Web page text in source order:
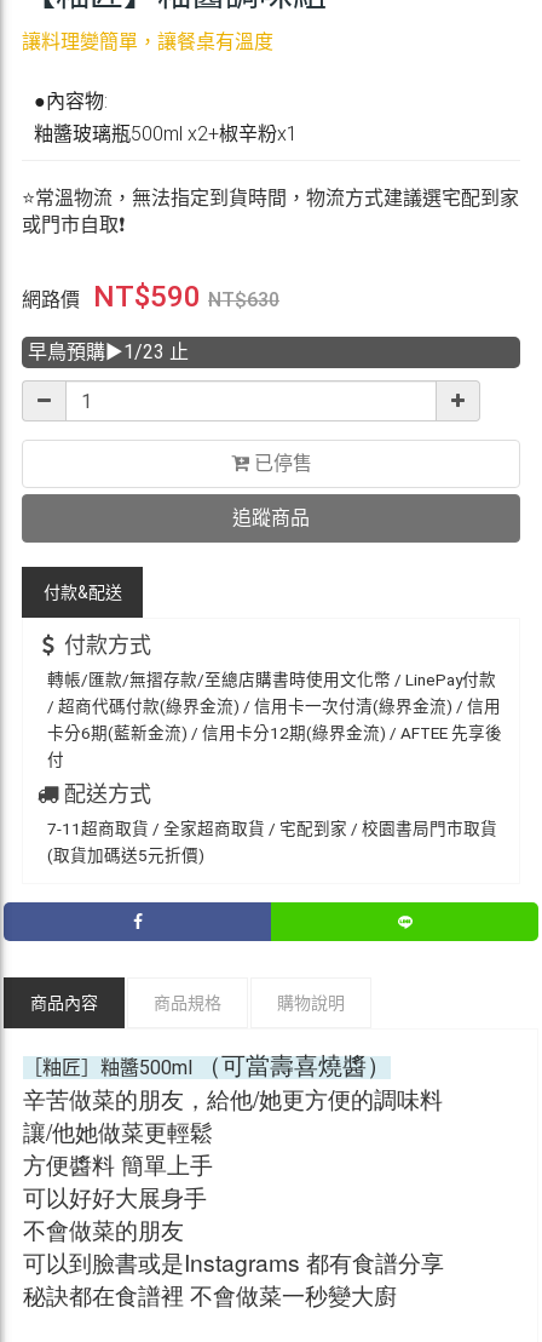
讓料理變簡單，讓餐桌有溫度
●內容物:
粙醬玻璃瓶500ml x2+椒辛粉x1
⭐常溫物流，無法指定到貨時間，物流方式建議選宅配到家
或門市自取❗
網路價 NT$590 NT$630
早鳥預購▶1/23 止
已停售
追蹤商品
付款&配送
付款方式
轉帳/匯款/無摺存款/至總店購書時使用文化幣 / LinePay付款
/ 超商代碼付款(綠界金流) / 信用卡一次付清(綠界金流) / 信用
卡分6期(藍新金流) / 信用卡分12期(綠界金流) / AFTEE 先享後
付
配送方式
7-11超商取貨 / 全家超商取貨 / 宅配到家 / 校園書局門市取貨
(取貨加碼送5元折價)
商品內容 商品規格 購物說明
［粙匠］粙醬500ml （可當壽喜燒醬）
辛苦做菜的朋友，給他/她更方便的調味料
讓/他她做菜更輕鬆
方便醬料 簡單上手
可以好好大展身手
不會做菜的朋友
可以到臉書或是Instagrams 都有食譜分享
秘訣都在食譜裡 不會做菜一秒變大廚